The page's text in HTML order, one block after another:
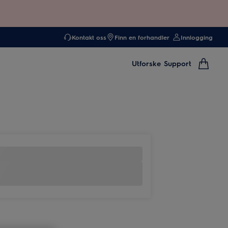
Kontakt oss Finn en forhandler Innlogging
Utforske Support